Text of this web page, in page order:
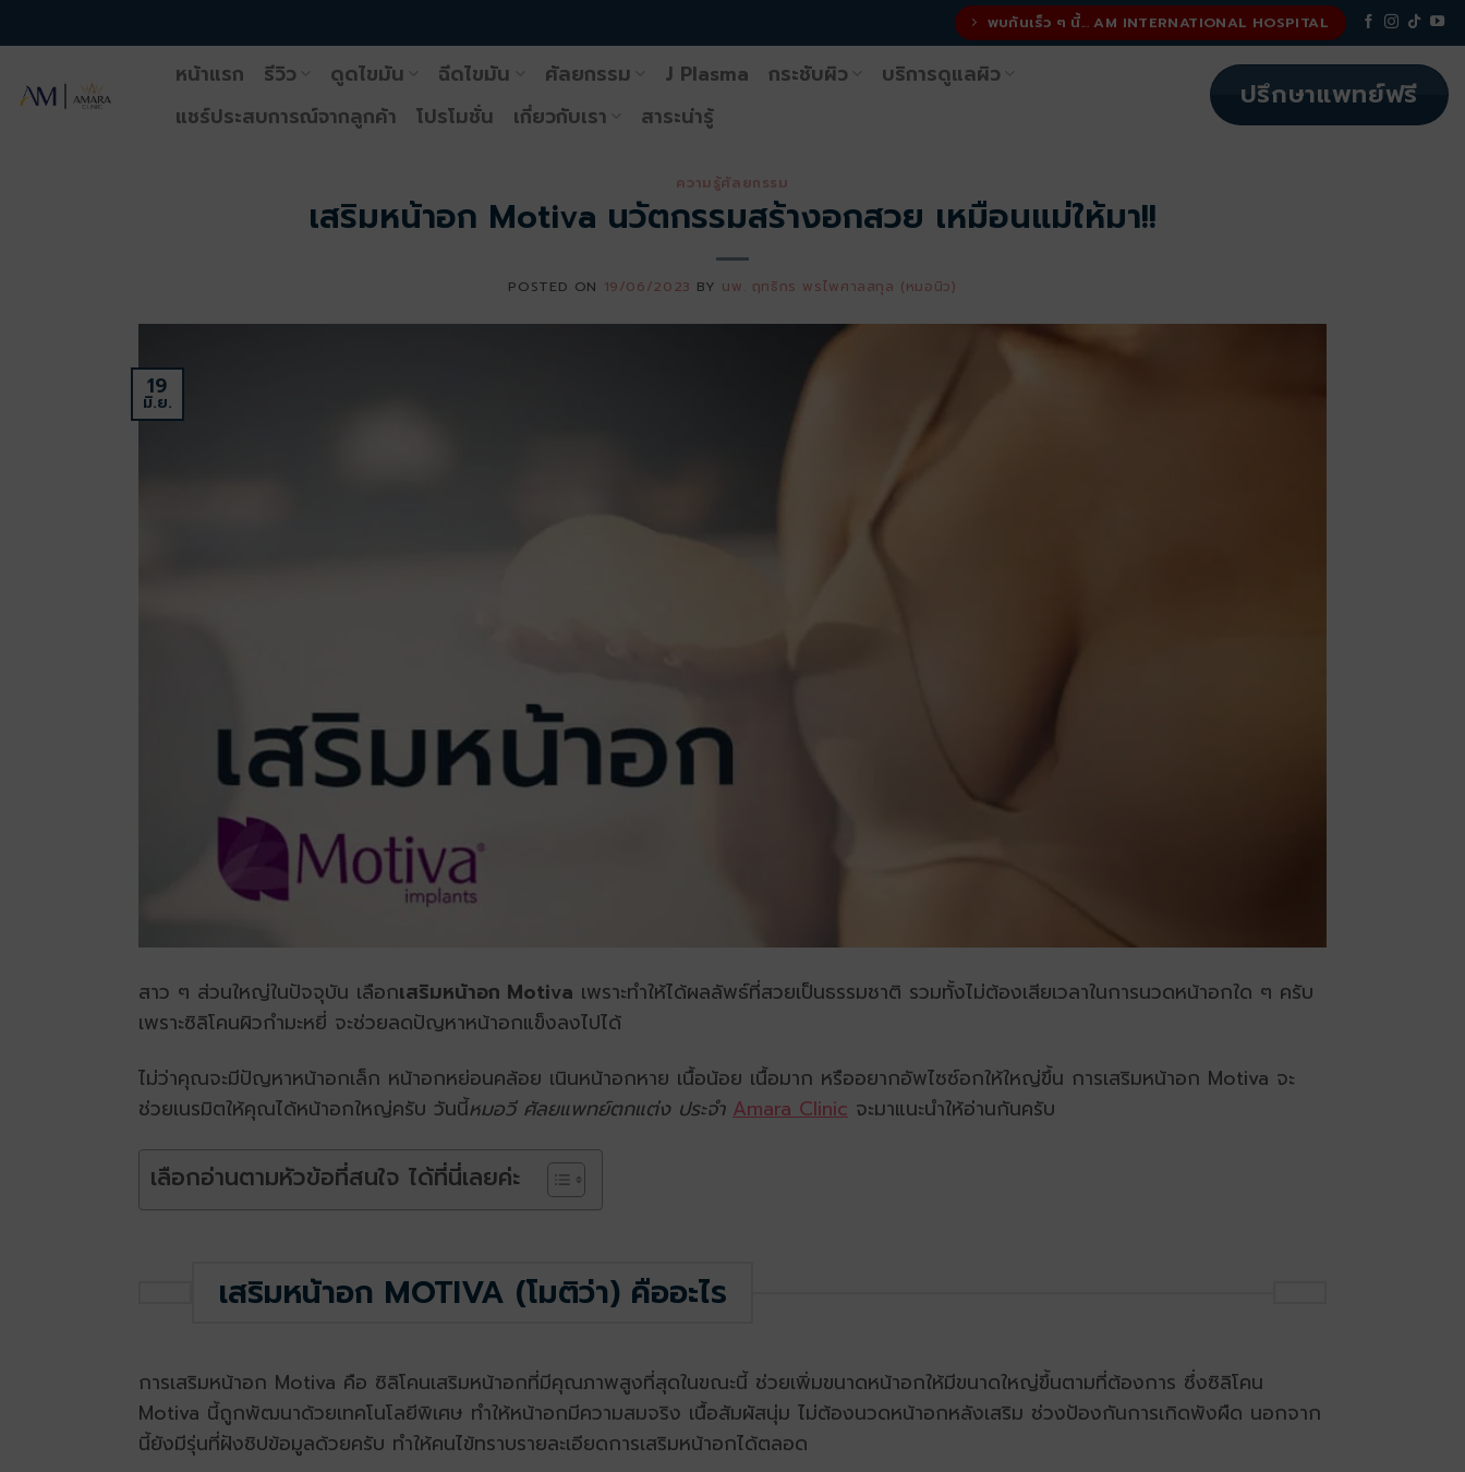
ไป
เนื้อหา
พบกันเร็ว ๆ นี้... AM INTERNATIONAL HOSPITAL
หน้าแรก รีวิว ดูดไขมัน ฉีดไขมัน ศัลยกรรม J Plasma กระชับผิว
บริการดูแลผิว
แชร์ประสบการณ์จากลูกค้า
โปรโมชั่น เกี่ยวกับเรา สาระน่ารู้
ปรึกษาแพทย์ฟรี
ความรู้ศัลยกรรม
เสริมหน้าอก Motiva นวัตกรรมสร้างอกสวย เหมือนแม่ให้มา!!
POSTED ON 19/06/2023 BY นพ. ฤทธิกร พรไพศาลสกุล (หมอนิว)
19
มิ.ย.
สาว ๆ ส่วนใหญ่ในปัจจุบัน เลือกเสริมหน้าอก Motiva เพราะทำให้ได้ผลลัพธ์ที่สวยเป็นธรรมชาติ รวมทั้งไม่ต้องเสียเวลาในการนวดหน้าอกใด ๆ ครับ
เพราะซิลิโคนผิวกำมะหยี่ จะช่วยลดปัญหาหน้าอกแข็งลงไปได้
ไม่ว่าคุณจะมีปัญหาหน้าอกเล็ก หน้าอกหย่อนคล้อย เนินหน้าอกหาย เนื้อน้อย เนื้อมาก หรืออยากอัพไซซ์อกให้ใหญ่ขึ้น การเสริมหน้าอก Motiva จะ
ช่วยเนรมิตให้คุณได้หน้าอกใหญ่ครับ วันนี้หมอวี ศัลยแพทย์ตกแต่ง ประจำ Amara Clinic จะมาแนะนำให้อ่านกันครับ
เลือกอ่านตามหัวข้อที่สนใจ ได้ที่นี่เลยค่ะ
เสริมหน้าอก MOTIVA (โมติว่า) คืออะไร
การเสริมหน้าอก Motiva คือ ซิลิโคนเสริมหน้าอกที่มีคุณภาพสูงที่สุดในขณะนี้ ช่วยเพิ่มขนาดหน้าอกให้มีขนาดใหญ่ขึ้นตามที่ต้องการ ซึ่งซิลิโคน
Motiva นี้ถูกพัฒนาด้วยเทคโนโลยีพิเศษ ทำให้หน้าอกมีความสมจริง เนื้อสัมผัสนุ่ม ไม่ต้องนวดหน้าอกหลังเสริม ช่วงป้องกันการเกิดพังผืด นอกจาก
นี้ยังมีรุ่นที่ฝังชิปข้อมูลด้วยครับ ทำให้คนไข้ทราบรายละเอียดการเสริมหน้าอกได้ตลอด